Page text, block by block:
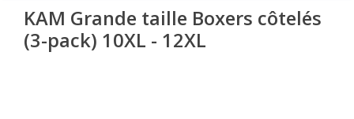
KAM Grande taille Boxers côtelés
(3-pack) 10XL - 12XL